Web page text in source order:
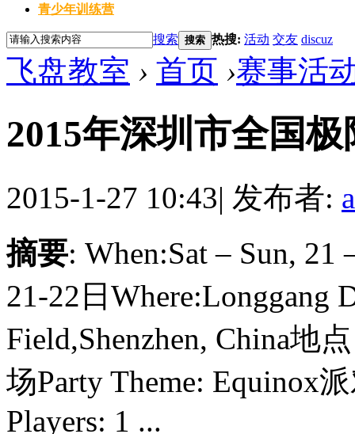
青少年训练营
搜索 搜索 热搜: 活动 交友 discuz
飞盘教室 › 首页 ›赛事活
2015年深圳市全国
2015-1-27 10:43| 发布者:
摘要: When:Sat – Sun,
21-22日Where:Longgang
Field,Shenzhen, China地
场Party Theme: Equinox
Players: 1 ...